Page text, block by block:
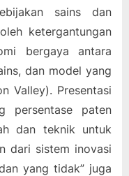
sains dan
ketergantungan
bergaya antara
dan model yang
Valley). Presentasi
persentase paten
dan teknik untuk
dari sistem inovasi
yang tidak” juga